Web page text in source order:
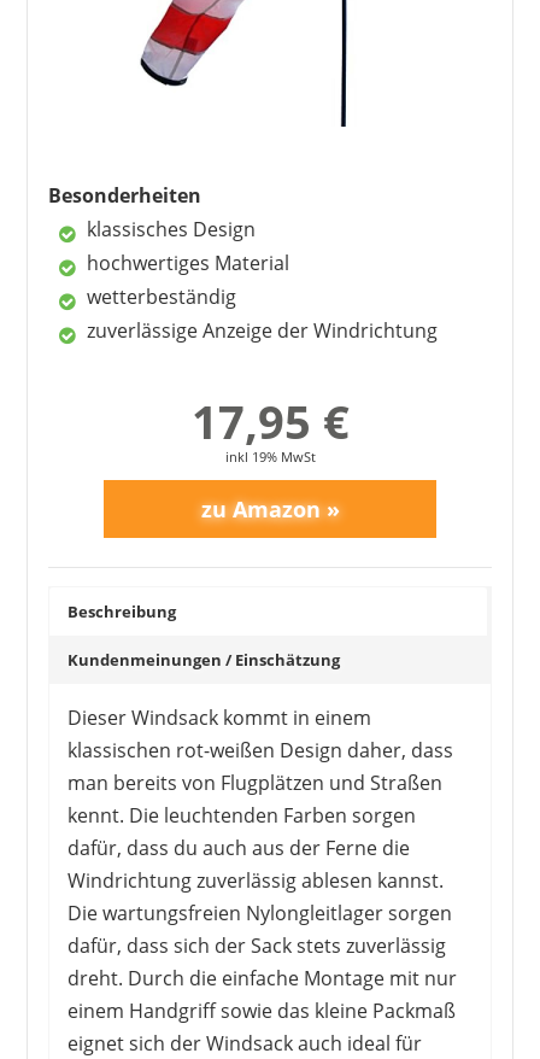
gute Verarbeitung
hält Vögel fern
nicht langlebig
Besonderheiten
klassisches Design
hochwertiges Material
wetterbeständig
zuverlässige Anzeige der Windrichtung
17,95 €
inkl 19% MwSt
Beschreibung
Kundenmeinungen / Einschätzung
Dieser Windsack kommt in einem
klassischen rot-weißen Design daher, dass
man bereits von Flugplätzen und Straßen
kennt. Die leuchtenden Farben sorgen
dafür, dass du auch aus der Ferne die
Windrichtung zuverlässig ablesen kannst.
Die wartungsfreien Nylongleitlager sorgen
dafür, dass sich der Sack stets zuverlässig
dreht. Durch die einfache Montage mit nur
einem Handgriff sowie das kleine Packmaß
eignet sich der Windsack auch ideal für